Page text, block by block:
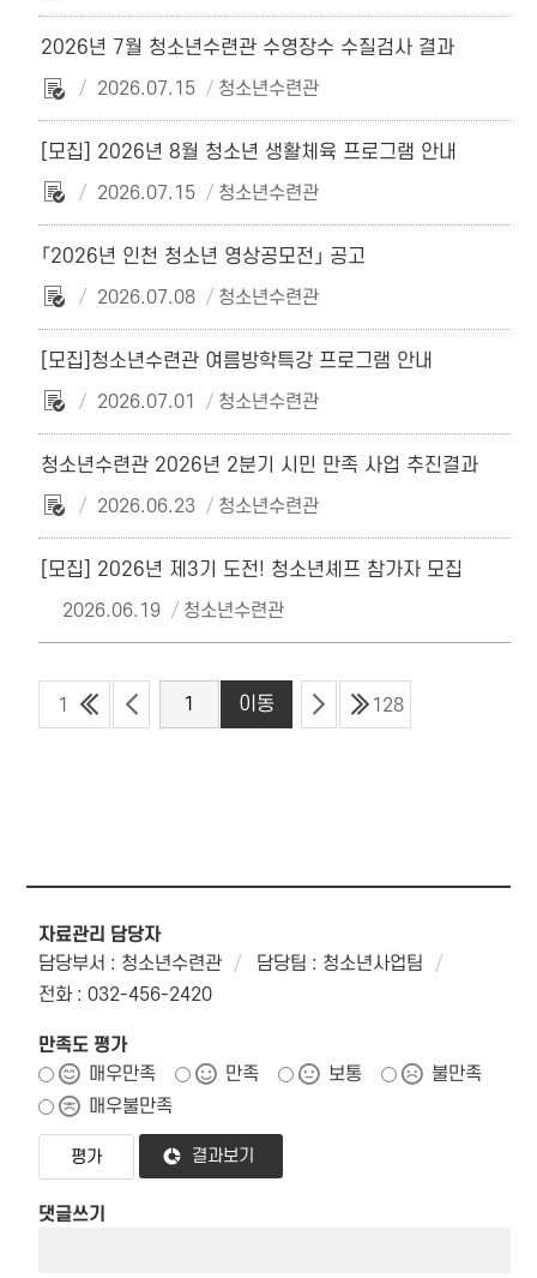
2026년 7월 청소년수련관 수영장수 수질검사 결과
2026.07.15
청소년수련관
[모집] 2026년 8월 청소년 생활체육 프로그램 안내
2026.07.15
청소년수련관
「2026년 인천 청소년 영상공모전」 공고
2026.07.08
청소년수련관
[모집]청소년수련관 여름방학특강 프로그램 안내
2026.07.01
청소년수련관
청소년수련관 2026년 2분기 시민 만족 사업 추진결과
2026.06.23
청소년수련관
[모집] 2026년 제3기 도전! 청소년셰프 참가자 모집
2026.06.19
청소년수련관
1 128
자료관리 담당자
담당부서 : 청소년수련관
담당팀 : 청소년사업팀
전화 : 032-456-2420
만족도 평가
매우만족
만족 보통
불만족
매우불만족
결과보기
댓글쓰기